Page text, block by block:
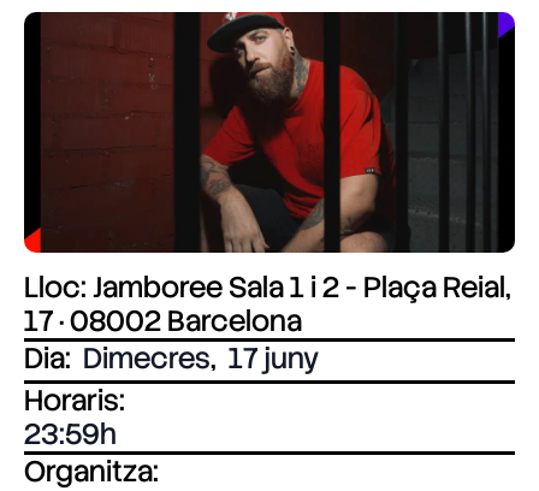
Lloc: Jamboree Sala 1 i 2 - Plaça Reial,
17 · 08002 Barcelona
Dia: Dimecres, 17 juny
Horaris:
23:59
Organitza: